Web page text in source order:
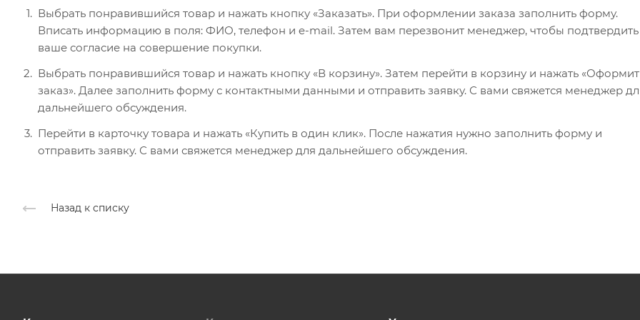
Выбрать понравившийся товар и нажать кнопку «Заказать». При оформлении заказа заполнить форму.
Вписать информацию в поля: ФИО, телефон и e-mail. Затем вам перезвонит менеджер, чтобы подтвердить
ваше согласие на совершение покупки.
Выбрать понравившийся товар и нажать кнопку «В корзину». Затем перейти в корзину и нажать
заказ». Далее заполнить форму с контактными данными и отправить заявку. С вами свяжется менеджер
дальнейшего обсуждения.
Перейти в карточку товара и нажать «Купить в один клик». После нажатия нужно заполнить форму и
отправить заявку. С вами свяжется менеджер для дальнейшего обсуждения.
Назад к списку